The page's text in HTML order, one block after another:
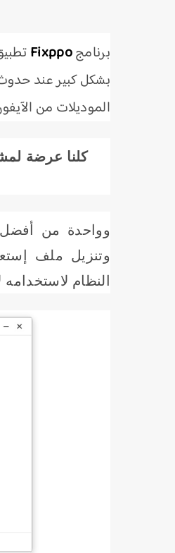
برنامجFixppo
الموديلات من
كلنا عرضة
وواحدة من أفضل
وتنزيل ملف
النظام لاستخدامه